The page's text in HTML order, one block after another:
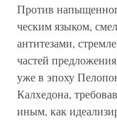
Против
ческим языком,
антите­зами,
частей
уже в эпоху
Калхедона,
иным, как